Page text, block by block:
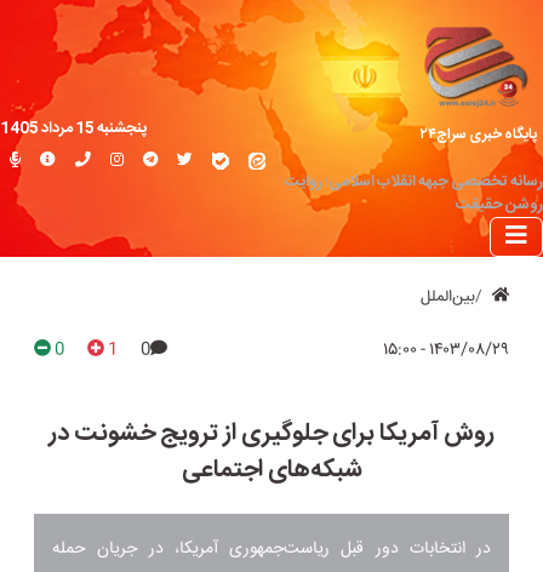
پایگاه خبری سراج۲۴
رسانه تخصصی جبهه انقلاب اسلامی؛ روایت
روشن حقیقت
پنجشنبه 15 مرداد 1405
بین‌الملل
۱۴۰۳/۰۸/۲۹ - ۱۵:۰۰ 0
1
0
روش آمریکا برای جلوگیری از ترویج خشونت در
شبکه‌های اجتماعی
در انتخابات دور قبل ریاست‌جمهوری آمریکا، در جریان حمله